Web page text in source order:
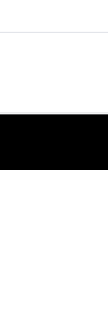
Düşük